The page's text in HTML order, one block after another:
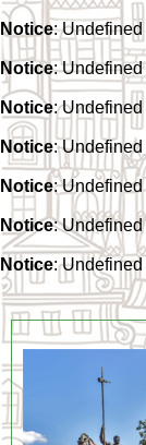
Notice:
Notice:
Notice:
Notice:
Notice:
Notice:
Notice: